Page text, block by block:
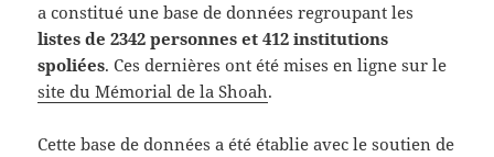
a constitué une base de données regroupant les
listes de 2342 personnes et 412 institutions
spoliées. Ces dernières ont été mises en ligne sur le
site du Mémorial de la Shoah.
Cette base de données a été établie avec le soutien de